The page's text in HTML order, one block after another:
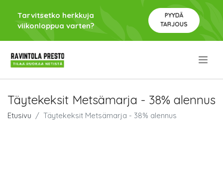
Tarvitsetko herkkuja
viikonloppua varten?
PYYDÄ
TARJOUS
Täytekeksit Metsämarja - 38% alennus
Etusivu Täytekeksit Metsämarja - 38% alennus